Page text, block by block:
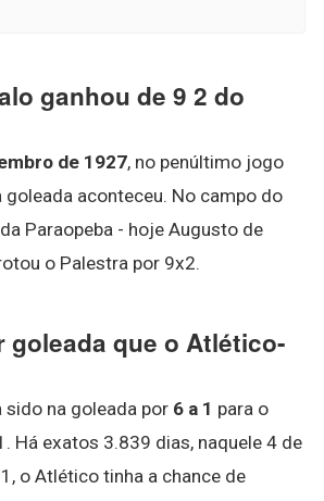
ganhou de 9 2 do
de 1927, no penúltimo jogo
goleada aconteceu. No campo do
Paraopeba - hoje Augusto de
o Palestra por 9x2.
goleada que o Atlético-
sido na goleada por 6 a 1 para o
Há exatos 3.839 dias, naquele 4 de
o Atlético tinha a chance de